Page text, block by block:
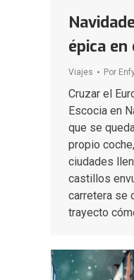
épica en
Viajes Por
Cruzar el
Escocia en
que se
propio
ciudades
castillos
carretera se
trayecto